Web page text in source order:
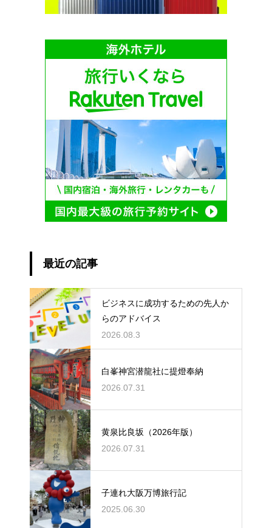
最近の記事
ビジネスに成功するための先人か
らのアドバイス
2026.08.3
白峯神宮潜龍社に提燈奉納
2026.07.31
黄泉比良坂（2026年版）
2026.07.31
子連れ大阪万博旅行記
2025.06.30